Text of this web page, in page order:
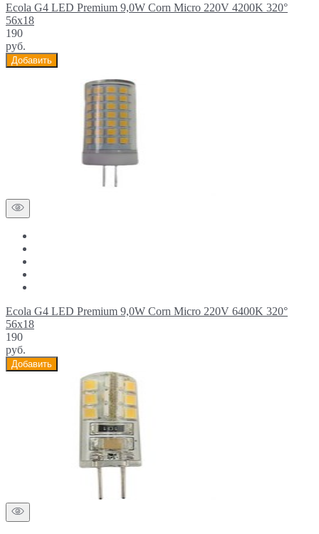
Ecola G4 LED Premium 9,0W Corn Micro 220V 4200K 320°
56x18
190
руб.
Добавить
Ecola G4 LED Premium 9,0W Corn Micro 220V 6400K 320°
56x18
190
руб.
Добавить